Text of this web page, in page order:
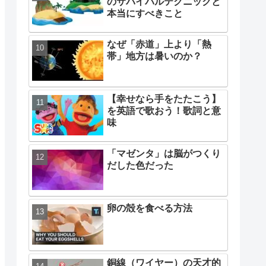
本当にすべきこと
なぜ「赤道」上より「熱
帯」地方は暑いのか？
【幸せなら手をたたこう】
を英語で歌おう！歌詞と意
味
「マゼンタ」は脳がつくり
だした色だった
卵の殻を食べる方法
銅線（ワイヤー）の天才的